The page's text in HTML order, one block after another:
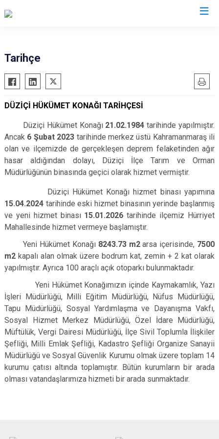
Bahçe
Düziçi
Hasanbeyli
Sumbas
Toprakkale
Tarihçe
DÜZİÇİ HÜKÜMET KONAĞI TARİHÇESİ
Düziçi Hükümet Konağı 21.02.1984 tarihinde yapılmıştır.
Ancak 6 Şubat 2023 tarihinde merkez üstü Kahramanmaraş ili
olan ve ilçemizde de gerçekleşen deprem felaketinden ağır
hasar aldığından dolayı, Düziçi İlçe Tarım ve Orman
Müdürlüğünün binasında geçici olarak hizmet vermiştir.
Düziçi Hükümet Konağı hizmet binası yapımına
15.04.2024 tarihinde eski hizmet binasının yerinde başlanmış
ve yeni hizmet binası 15.01.2026 tarihinde ilçemiz Hürriyet
Mahallesinde hizmet vermeye başlamıştır.
Yeni Hükümet Konağı 8243.73 m2arsa içerisinde, 7500
m2 kapalı alan olmak üzere bodrum kat, zemin + 2 kat olarak
yapılmıştır. Ayrıca 100 araçlı açık otoparkı bulunmaktadır.
Yeni Hükümet Konağımızın içinde Kaymakamlık, Yazı
İşleri Müdürlüğü, Milli Eğitim Müdürlüğü, Nüfus Müdürlüğü,
Tapu Müdürlüğü, Sosyal Yardımlaşma ve Dayanışma Vakfı,
Sosyal Hizmet Merkez Müdürlüğü, Özel İdare Müdürlüğü,
Müftülük, Vergi Dairesi Müdürlüğü, İlçe Sivil Toplumla İlişkiler
Şefliği, Milli Emlak Şefliği, Kadastro Şefliği Organize Sanayii
Müdürlüğü ve Sosyal Güvenlik Kurumu olmak üzere toplam 14
kurumu çatısı altında toplamıştır. Bütün kurumların bir arada
olması vatandaşlarımıza hizmeti bir arada sunmaktadır.